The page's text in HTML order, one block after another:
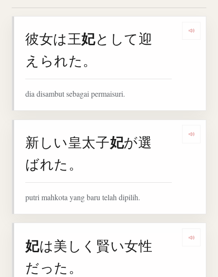
彼女は王妃として迎
えられた。
dia disambut sebagai permaisuri.
新しい皇太子妃が選
ばれた。
putri mahkota yang baru telah dipilih.
妃は美しく賢い女性
だった。